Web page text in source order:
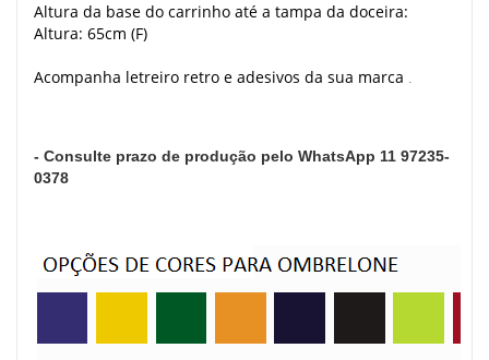
Altura da base do carrinho até a tampa da doceira:
Altura: 65cm (F)
Acompanha letreiro retro e adesivos da sua marca .
- Consulte prazo de produção pelo WhatsApp 11 97235-
0378